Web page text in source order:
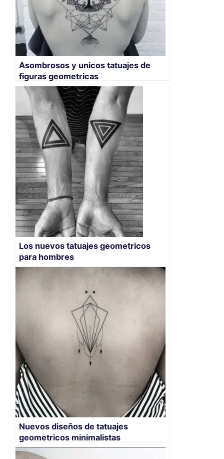
Asombrosos y unicos tatuajes de
figuras geometricas
Los nuevos tatuajes geometricos
para hombres
Nuevos diseños de tatuajes
geometricos minimalistas